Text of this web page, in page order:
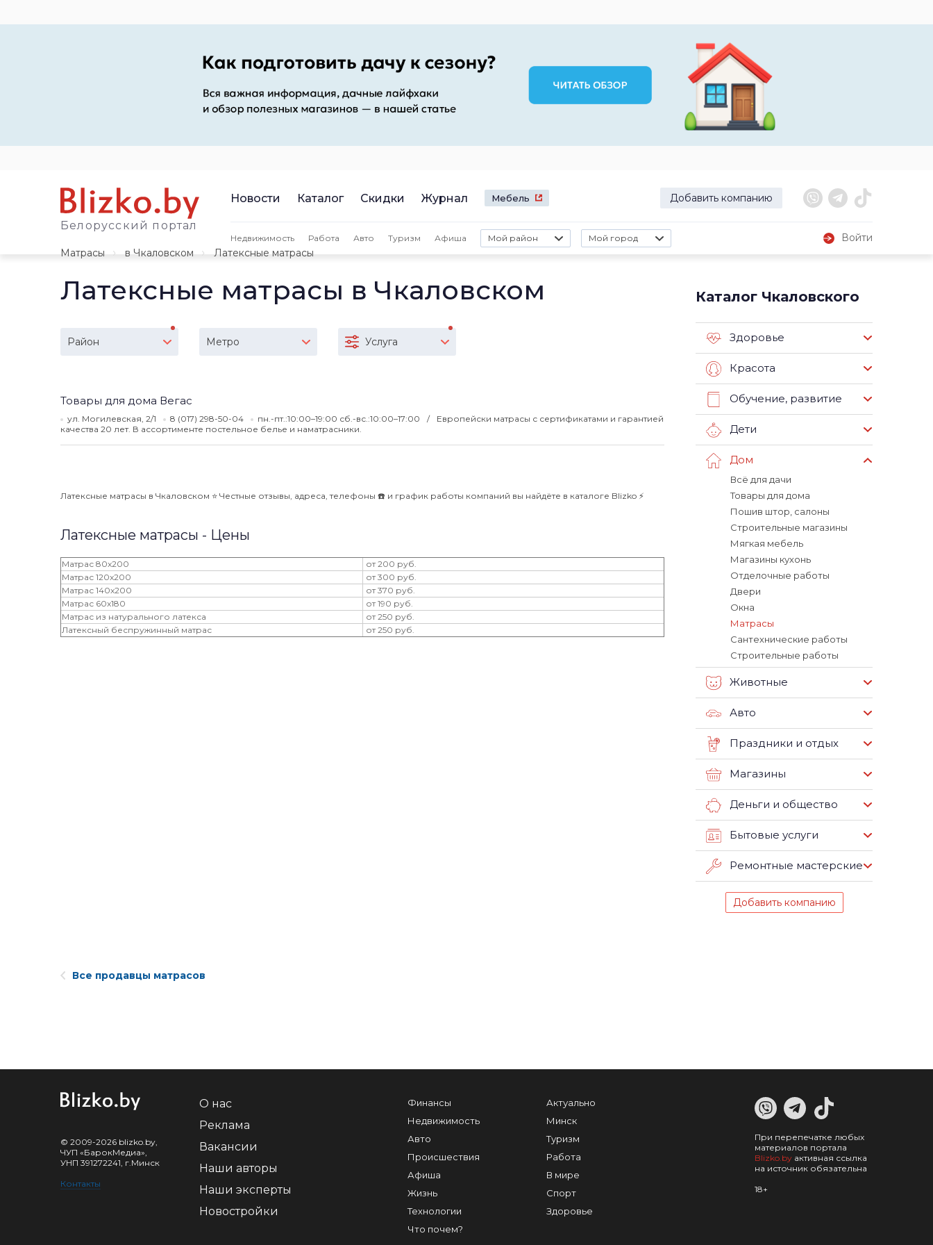
Белорусский портал
Новости Каталог Скидки Журнал Мебель Добавить компанию
Недвижимость Работа Авто Туризм Афиша Мой район Мой город
Войти
Матрасы
в Чкаловском Латексные матрасы
Латексные матрасы в Чкаловском
Район Метро Услуга
Товары для дома Вегас
ул. Могилевская, 2/1 8 (017) 298-50-04 пн.-пт.:10:00–19:00 сб.-вс.:10:00–17:00
Европейски матрасы с сертификатами и гарантией
качества 20 лет. В ассортименте постельное белье и наматрасники.
Латексные матрасы в Чкаловском ⭐️ Честные отзывы, адреса, телефоны ☎️ и график работы компаний вы найдёте в каталоге Blizko ⚡️
Латексные матрасы - Цены
Матрас 80x200
от 200 руб.
Матрас 120x200
от 300 руб.
Матрас 140x200
от 370 руб.
Матрас 60x180
от 190 руб.
Матрас из натурального латекса
от 250 руб.
Латексный беспружинный матрас
от 250 руб.
Каталог Чкаловского
Здоровье
Красота
Обучение, развитие
Дети
Дом
Всё для дачи
Товары для дома
Пошив штор, салоны
Строительные магазины
Мягкая мебель
Магазины кухонь
Отделочные работы
Двери
Окна
Матрасы
Сантехнические работы
Строительные работы
Животные
Авто
Праздники и отдых
Магазины
Деньги и общество
Бытовые услуги
Ремонтные мастерские
Добавить компанию
Все продавцы матрасов
© 2009-2026 blizko.by,
ЧУП «БарокМедиа»,
УНП 391272241, г.Минск
Контакты
О нас
Реклама
Вакансии
Наши авторы
Наши эксперты
Новостройки
Финансы
Недвижимость
Авто
Происшествия
Афиша
Жизнь
Технологии
Что почем?
Актуально
Минск
Туризм
Работа
В мире
Спорт
Здоровье
При перепечатке любых
материалов портала
Blizko.by активная ссылка
на источник обязательна
18+